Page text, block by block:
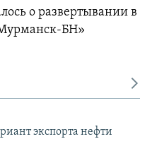
о развертывании в
БН»
экспорта нефти